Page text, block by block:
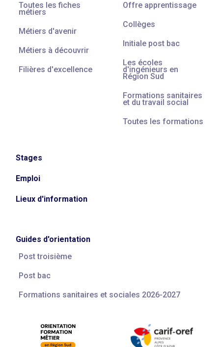
Toutes les fiches
métiers
Métiers d'avenir
Métiers à découvrir
Filières d'excellence
Offre apprentissage
Collèges
Initiale post bac
Les écoles
d'ingénieurs en
Région Sud
Formations sanitaires
et du travail social
Toutes les formations
Stages
Emploi
Lieux d'information
Guides d'orientation
Post troisième
Post bac
Formations sanitaires et sociales 2026-2027